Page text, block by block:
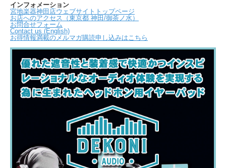
インフォメーション
宮地楽器神田店ウェブサイトトップページ
お店へのアクセス（東京都 神田/御茶ノ水）
お問合せフォーム
Contact us (English)
お得情報満載のメルマガ購読申し込みはこちら